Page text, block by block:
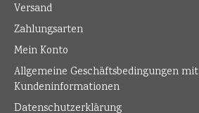
Versand
Zahlungsarten
Mein Konto
Allgemeine Geschäftsbedingungen mit
Kundeninformationen
Datenschutzerklärung